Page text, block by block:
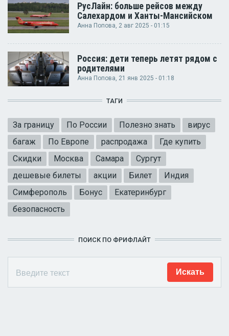
РусЛайн: больше рейсов между
Салехардом и Ханты-Мансийском
Анна Попова , 2 авг 2025 - 01:15
Россия: дети теперь летят рядом с
родителями
Анна Попова, 21 янв 2025 - 01:18
ТАГИ
За границу По России Полезно знать
вирус
багаж
По Европе распродажа
Где купить
Скидки
Москва Самара
Сургут
дешевые билеты
акции Билет
Индия
Симферополь
Бонус
Екатеринбург
безопасность
ПОИСК ПО ФРИФЛАЙТ